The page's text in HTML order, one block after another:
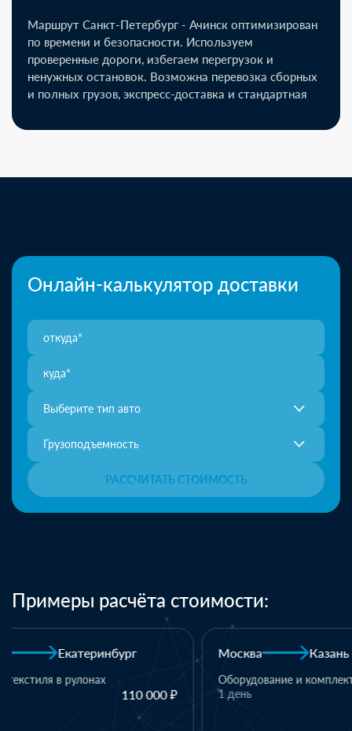
Маршрут Санкт-Петербург - Ачинск оптимизирован
по времени и безопасности. Используем
проверенные дороги, избегаем перегрузок и
ненужных остановок. Возможна перевозка сборных
и полных грузов, экспресс-доставка и стандартная
Онлайн-калькулятор доставки
Выберите тип авто
Грузоподъемность
РАССЧИТАТЬ СТОИМОСТЬ
Примеры расчёта стоимости:
Москва Казань
Оборудование и комплектующие
110 000 ₽
Казань